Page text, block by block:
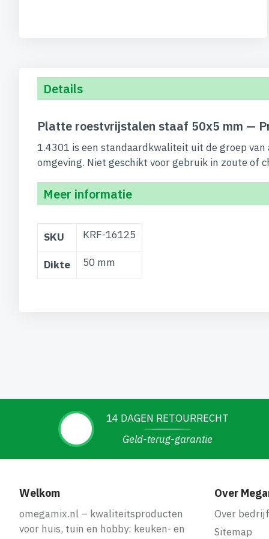
Details
Platte roestvrijstalen staaf 50x5 mm —
1.4301 is een standaardkwaliteit uit de groep
omgeving. Niet geschikt voor gebruik in zoute of
Meer informatie
informatie
SKU KRF-16125
Dikte 50 mm
14 DAGEN RETOURRECHT
Geld-terug-garantie
Welkom
omegamix.nl – kwaliteitsproducten
voor huis, tuin en hobby: keuken- en
Over
Over bedrijf
Sitemap